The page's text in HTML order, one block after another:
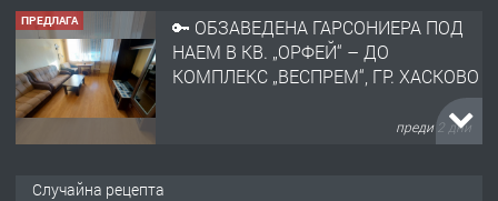
НАЕМ В КВ. „ОРФЕЙ“ – ДО
КОМПЛЕКС „ВЕСПРЕМ“, ГР. ХАСКОВО
преди 2 дни
ПРЕДЛАГА
Случайна рецепта